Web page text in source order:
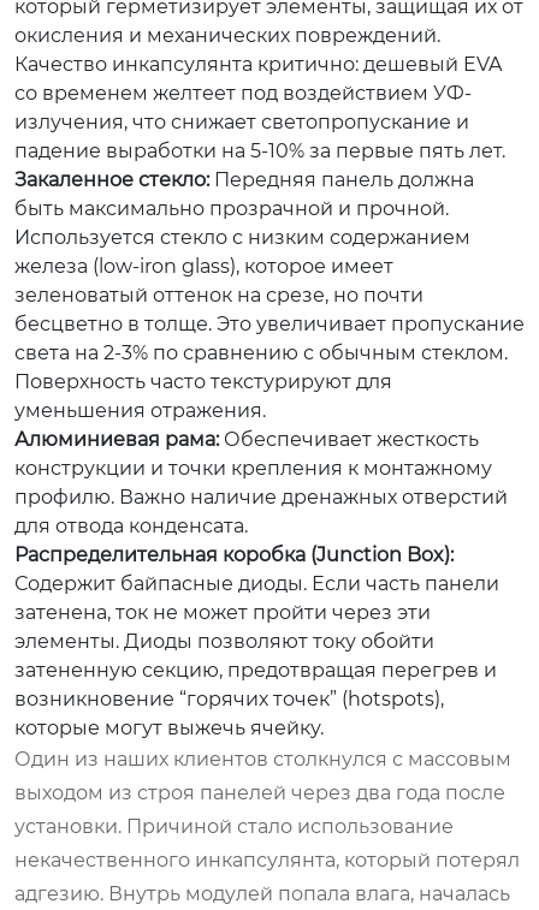
который герметизирует элементы, защищая их от
окисления и механических повреждений.
Качество инкапсулянта критично: дешевый EVA
со временем желтеет под воздействием УФ-
излучения, что снижает светопропускание и
падение выработки на 5-10% за первые пять лет.
Закаленное стекло:Передняя панель должна
быть максимально прозрачной и прочной.
Используется стекло с низким содержанием
железа (low-iron glass), которое имеет
зеленоватый оттенок на срезе, но почти
бесцветно в толще. Это увеличивает пропускание
света на 2-3% по сравнению с обычным стеклом.
Поверхность часто текстурируют для
уменьшения отражения.
Алюминиевая рама:Обеспечивает жесткость
конструкции и точки крепления к монтажному
профилю. Важно наличие дренажных отверстий
для отвода конденсата.
Распределительная коробка (Junction Box):
Содержит байпасные диоды. Если часть панели
затенена, ток не может пройти через эти
элементы. Диоды позволяют току обойти
затененную секцию, предотвращая перегрев и
возникновение “горячих точек” (hotspots),
которые могут выжечь ячейку.
Один из наших клиентов столкнулся с массовым
выходом из строя панелей через два года после
установки. Причиной стало использование
некачественного инкапсулянта, который потерял
адгезию. Внутрь модулей попала влага, началась